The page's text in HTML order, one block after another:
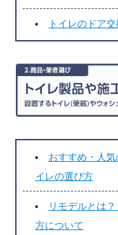
トイレのドア
おすすめ・人
イレの選び方
リモデルとは
方について